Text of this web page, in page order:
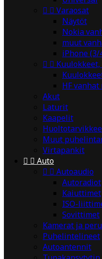
  Varaosat
Näytöt
Nokia
muut
iPhone (3/
  Kuulokkeet,
HF
Akut
Laturit
Kaapelit
Muut
Virtapankit
  Auto
  Autoaudio
Autoradiot
Kaiuttimet
ISO-
Sovittimet
Kamerat ja
Puhelintelineet
Autoantennit